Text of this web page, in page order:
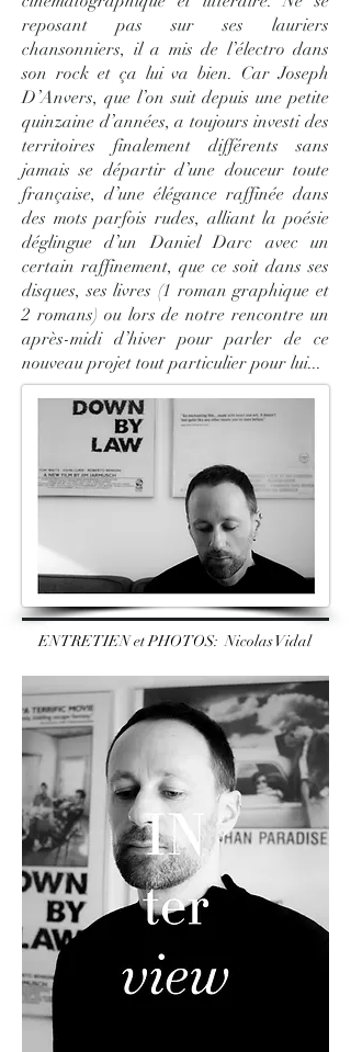
reposant pas sur ses lauriers
chansonniers, il a mis de l’électro dans
son rock et ça lui va bien. Car Joseph
D’Anvers, que l’on suit depuis une petite
quinzaine d’années, a toujours investi des
territoires finalement différents sans
jamais se départir d’une douceur toute
française, d’une élégance raffinée dans
des mots parfois rudes, alliant la poésie
déglingue d’un Daniel Darc avec un
certain raffinement, que ce soit dans ses
disques, ses livres (1 roman graphique et
2 romans) ou lors de notre rencontre un
après-midi d’hiver pour parler de ce
nouveau projet tout particulier pour lui...
ENTRETIENet PHOTOS: Nicolas Vidal